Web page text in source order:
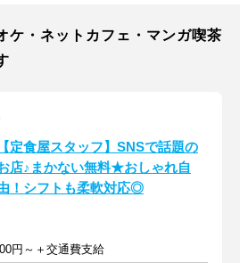
ケ・ネットカフェ・マンガ喫茶
【定食屋スタッフ】SNSで話題の
店♪まかない無料★おしゃれ自
！シフトも柔軟対応◎
円～＋交通費支給